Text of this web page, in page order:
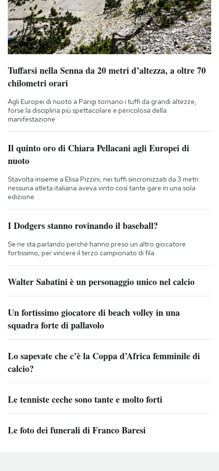
Tuffarsi nella Senna da 20 metri d’altezza, a oltre 70
chilometri orari
Agli Europei di nuoto a Parigi tornano i tuffi da grandi altezze,
forse la disciplina più spettacolare e pericolosa della
manifestazione
Il quinto oro di Chiara Pellacani agli Europei di
nuoto
Stavolta insieme a Elisa Pizzini, nei tuffi sincronizzati da 3 metri:
nessuna atleta italiana aveva vinto così tante gare in una sola
edizione
I Dodgers stanno rovinando il baseball?
Se ne sta parlando perché hanno preso un altro giocatore
fortissimo, per vincere il terzo campionato di fila
Walter Sabatini è un personaggio unico nel calcio
Un fortissimo giocatore di beach volley in una
squadra forte di pallavolo
Lo sapevate che c’è la Coppa d’Africa femminile di
calcio?
Le tenniste ceche sono tante e molto forti
Le foto dei funerali di Franco Baresi